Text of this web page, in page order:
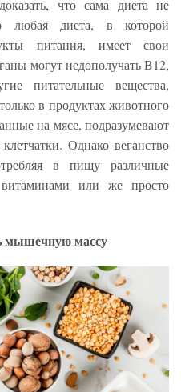
что сама диета не
любая диета, в которой
питания, имеет свои
могут недополучать B12,
питательные вещества,
в продуктах животного
на мясе, подразумевают
Однако веганство
в пищу различные
или же просто
мышечную массу